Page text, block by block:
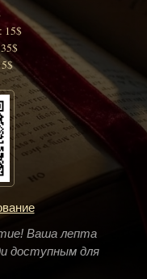
15$
Ваша лепта
доступным для